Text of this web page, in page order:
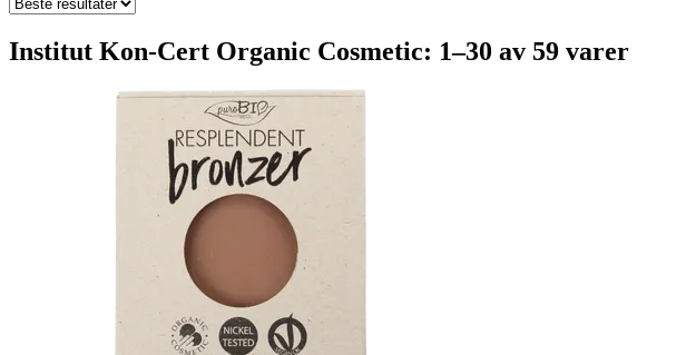
Institut Kon-Cert Organic Cosmetic: 1–30 av 59 varer